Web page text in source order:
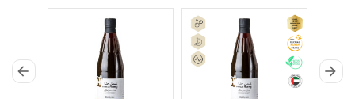
arrow_back arrow_forward